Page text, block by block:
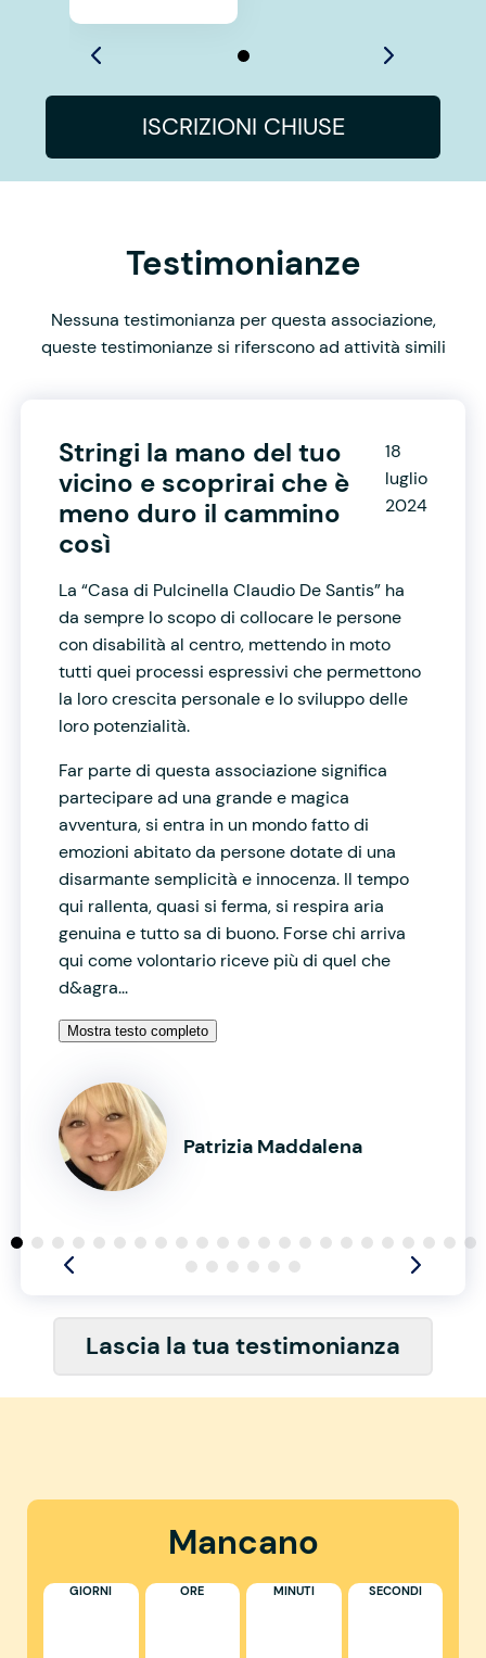
ISCRIZIONI CHIUSE
Testimonianze
Nessuna testimonianza per questa associazione,
queste testimonianze si riferscono ad attività simili
Stringi la mano del tuo
vicino e scoprirai che è
meno duro il cammino
così
18
luglio
2024
La “Casa di Pulcinella Claudio De Santis” ha
da sempre lo scopo di collocare le persone
con disabilità al centro, mettendo in moto
tutti quei processi espressivi che permettono
la loro crescita personale e lo sviluppo delle
loro potenzialità.
Far parte di questa associazione significa
partecipare ad una grande e magica
avventura, si entra in un mondo fatto di
emozioni abitato da persone dotate di una
disarmante semplicità e innocenza. Il tempo
qui rallenta, quasi si ferma, si respira aria
genuina e tutto sa di buono. Forse chi arriva
qui come volontario riceve più di quel che
d&agra...
Mostra testo completo
Patrizia Maddalena
Lascia la tua testimonianza
Mancano
GIORNI ORE MINUTI SECONDI